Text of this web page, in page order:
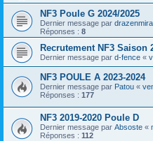
NF3 Poule G 2024/2025
Dernier message par
Réponses : 8
Recrutement NF3 Saison
Dernier message par d-fence «
NF3 POULE A 2023-2024
Dernier message par Patou «
Réponses : 177
NF3 2019-2020 Poule D
Dernier message par Absoste «
Réponses : 112